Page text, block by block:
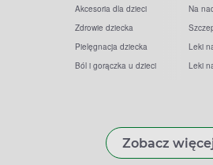
Akcesoria dla dzieci
Zdrowie dziecka
Pielęgnacja dziecka
Ból i gorączka u dzieci
Na
Leki
Leki
Zobacz